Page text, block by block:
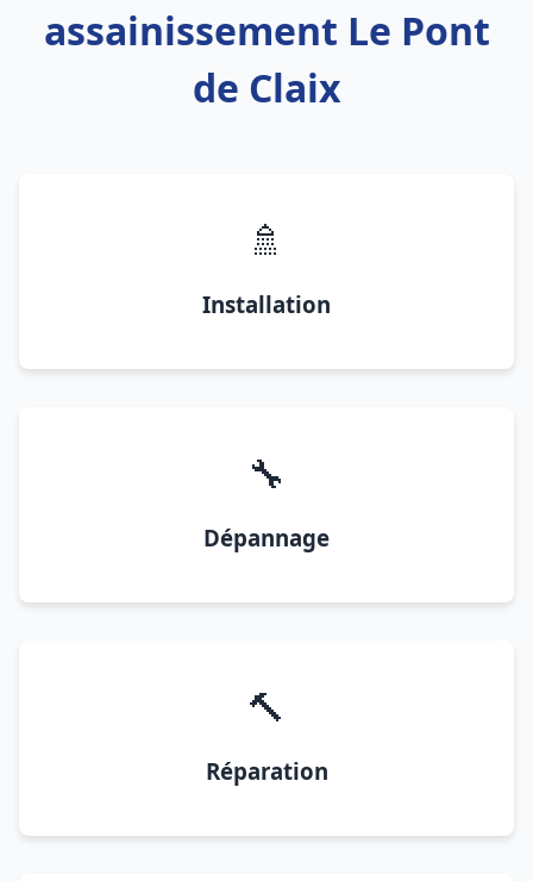
assainissement Le Pont
de Claix
🚿
Installation
🔧
Dépannage
🔨
Réparation